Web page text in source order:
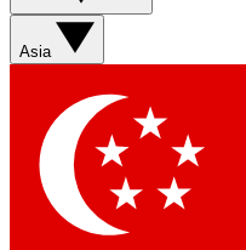
Asia